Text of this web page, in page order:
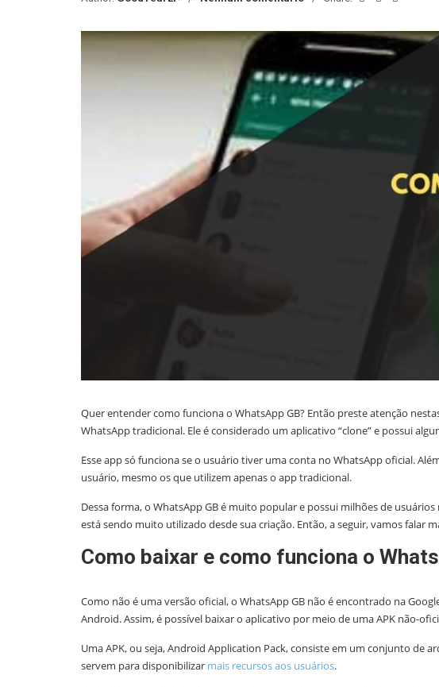
Quer entender como funciona o WhatsApp GB? Então preste atenção
WhatsApp tradicional. Ele é considerado um aplicativo “clone” e possui
Esse app só funciona se o usuário tiver uma conta no WhatsApp oficial.
usuário, mesmo os que utilizem apenas o app tradicional.
Dessa forma, o WhatsApp GB é muito popular e possui milhões de
está sendo muito utilizado desde sua criação. Então, a seguir, vamos falar
Como baixar e como funciona o
Como não é uma versão oficial, o WhatsApp GB não é encontrado na
Android. Assim, é possível baixar o aplicativo por meio de uma APK não-
Uma APK, ou seja, Android Application Pack, consiste em um conjunto de
servem para disponibilizar mais recursos aos usuários.